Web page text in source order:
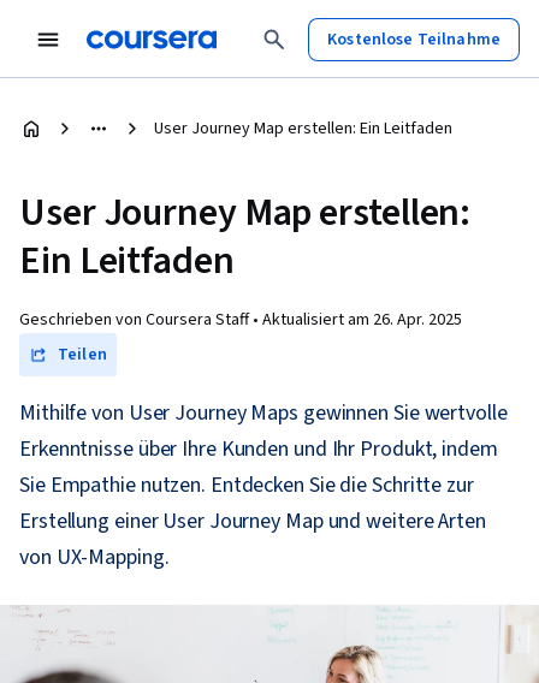
Kostenlose Teilnahme
User Journey Map erstellen: Ein Leitfaden
User Journey Map erstellen:
Ein Leitfaden
Geschrieben von Coursera Staff • Aktualisiert am 26. Apr. 2025
Teilen
Mithilfe von User Journey Maps gewinnen Sie wertvolle
Erkenntnisse über Ihre Kunden und Ihr Produkt, indem
Sie Empathie nutzen. Entdecken Sie die Schritte zur
Erstellung einer User Journey Map und weitere Arten
von UX-Mapping.